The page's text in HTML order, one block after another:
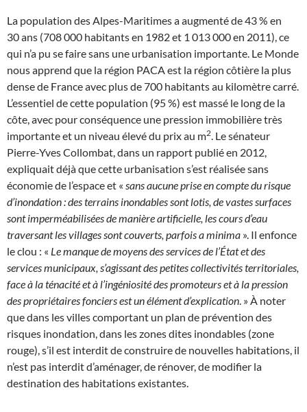
La population des Alpes-Maritimes a augmenté de 43 % en
30 ans (708 000 habitants en 1982 et 1 013 000 en 2011), ce
qui n’a pu se faire sans une urbanisation importante. Le Monde
nous apprend que la région PACA est la région côtière la plus
dense de France avec plus de 700 habitants au kilomètre carré.
L’essentiel de cette population (95 %) est massé le long de la
côte, avec pour conséquence une pression immobilière très
importante et un niveau élevé du prix au m2. Le sénateur
Pierre-Yves Collombat, dans un rapport publié en 2012,
expliquait déjà que cette urbanisation s’est réalisée sans
économie de l’espace et « sans aucune prise en compte du risque
d’inondation : des terrains inondables sont lotis, de vastes surfaces
sont imperméabilisées de manière artificielle, les cours d’eau
traversant les villages sont couverts, parfois a minima ». Il enfonce
le clou : « Le manque de moyens des services de l’État et des
services municipaux, s’agissant des petites collectivités territoriales,
face à la ténacité et à l’ingéniosité des promoteurs et à la pression
des propriétaires fonciers est un élément d’explication. » À noter
que dans les villes comportant un plan de prévention des
risques inondation, dans les zones dites inondables (zone
rouge), s’il est interdit de construire de nouvelles habitations, il
n’est pas interdit d’aménager, de rénover, de modifier la
destination des habitations existantes.